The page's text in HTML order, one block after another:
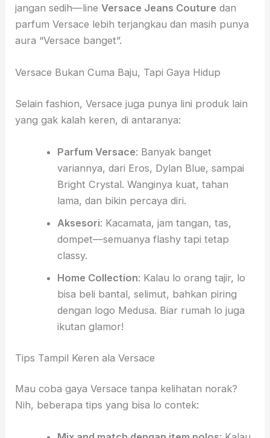
jangan sedih—lineVersace Jeans Couture dan
parfum Versace lebih terjangkau dan masih punya
aura “Versace banget”.
Versace Bukan Cuma Baju, Tapi Gaya Hidup
Selain fashion, Versace juga punya lini produk lain
yang gak kalah keren, di antaranya:
Parfum Versace: Banyak banget
variannya, dari Eros, Dylan Blue, sampai
Bright Crystal. Wanginya kuat, tahan
lama, dan bikin percaya diri.
Aksesori: Kacamata, jam tangan, tas,
dompet—semuanya flashy tapi tetap
classy.
Home Collection: Kalau lo orang tajir, lo
bisa beli bantal, selimut, bahkan piring
dengan logo Medusa. Biar rumah lo juga
ikutan glamor!
Tips Tampil Keren ala Versace
Mau coba gaya Versace tanpa kelihatan norak?
Nih, beberapa tips yang bisa lo contek: